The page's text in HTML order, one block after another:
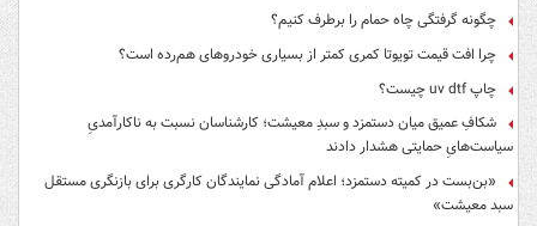
چگونه گرفتگی چاه حمام را برطرف کنیم؟
چرا افت قیمت تویوتا کمری کمتر از بسیاری خودروهای هم‌رده است؟
چاپ uv dtf چیست؟
شکافِ عمیق میان دستمزد و سبدِ معیشت؛ کارشناسان نسبت به ناکارآمدیِ
سیاست‌هایِ حمایتی هشدار دادند
«بن‌بست در کمیته دستمزد؛ اعلام آمادگی نمایندگان کارگری برای بازنگری مستقل
سبد معیشت»